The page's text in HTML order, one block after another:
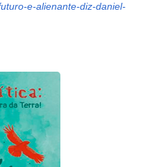
e-alienante-diz-daniel-